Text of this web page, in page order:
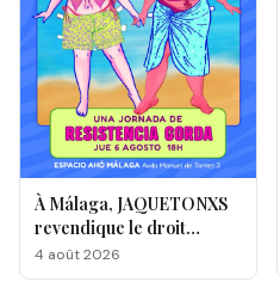
À Málaga, JAQUETONXS
revendique le droit
d'exister, de créer… et de
célébrer tous les corps
4 août 2026